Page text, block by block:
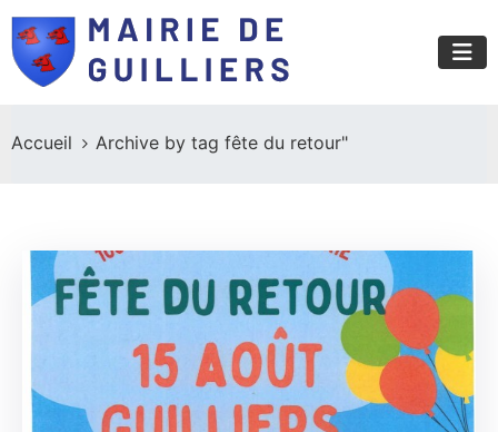
Accueil Archive by tag fête du retour"